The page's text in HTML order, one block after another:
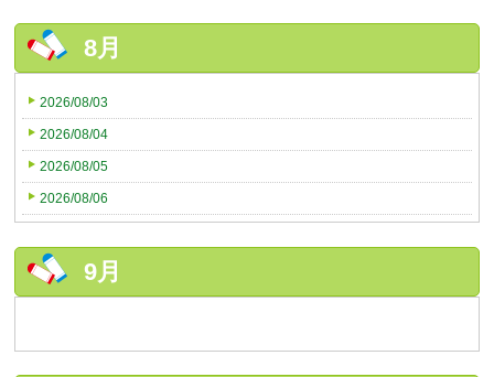
8月
2026/08/03
2026/08/04
2026/08/05
2026/08/06
9月